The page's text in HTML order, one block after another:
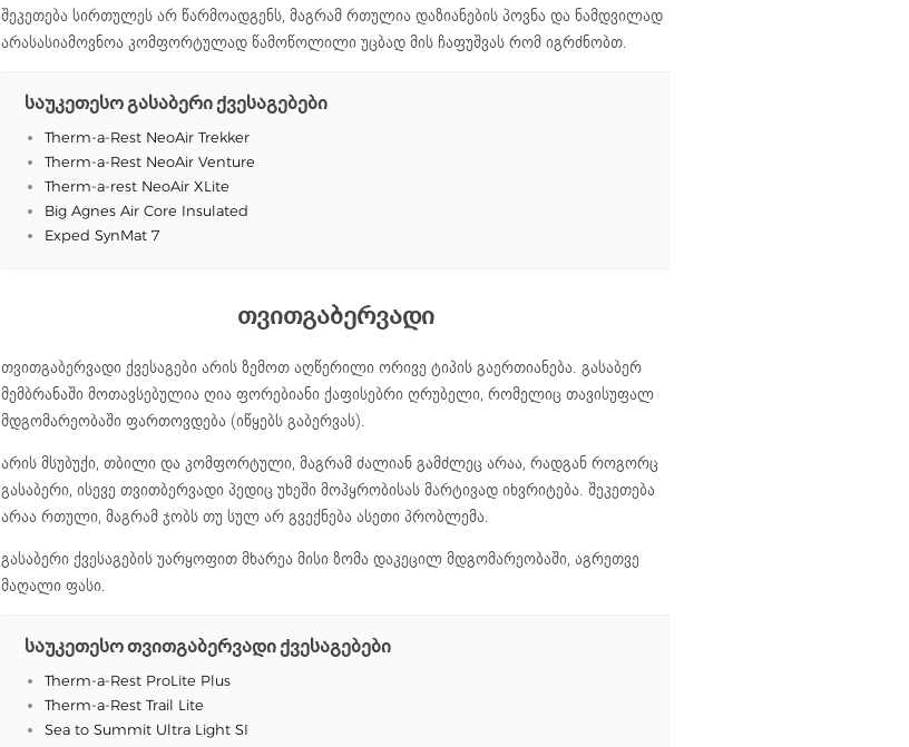
შეკეთება სირთულეს არ წარმოადგენს, მაგრამ რთულია დაზიანების პოვნა და ნამდვილად
არასასიამოვნოა კომფორტულად წამოწოლილი უცბად მის ჩაფუშვას რომ იგრძნობთ.
საუკეთესო გასაბერი ქვესაგებები
Therm-a-Rest NeoAir Trekker
Therm-a-Rest NeoAir Venture
Therm-a-rest NeoAir XLite
Big Agnes Air Core Insulated
Exped SynMat 7
თვითგაბერვადი
თვითგაბერვადი ქვესაგები არის ზემოთ აღწერილი ორივე ტიპის გაერთიანება. გასაბერ
მემბრანაში მოთავსებულია ღია ფორებიანი ქაფისებრი ღრუბელი, რომელიც თავისუფალ
მდგომარეობაში ფართოვდება (იწყებს გაბერვას).
არის მსუბუქი, თბილი და კომფორტული, მაგრამ ძალიან გამძლეც არაა, რადგან როგორც
გასაბერი, ისევე თვითბერვადი პედიც უხეში მოპყრობისას მარტივად იხვრიტება. შეკეთება
არაა რთული, მაგრამ ჯობს თუ სულ არ გვექნება ასეთი პრობლემა.
გასაბერი ქვესაგების უარყოფით მხარეა მისი ზომა დაკეცილ მდგომარეობაში, აგრეთვე
მაღალი ფასი.
საუკეთესო თვითგაბერვადი ქვესაგებები
Therm-a-Rest ProLite Plus
Therm-a-Rest Trail Lite
Sea to Summit Ultra Light SI